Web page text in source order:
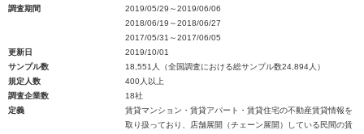
調査期間
2019/05/29～2019/06/06
2018/06/19～2018/06/27
2017/05/31～2017/06/05
更新日
2019/10/01
サンプル数
18,551人（全国調査における総サンプル数24,894人）
規定人数
400人以上
調査企業数
18社
定義
賃貸マンション・賃貸アパート・賃貸住宅の不動産賃貸情報を
取り扱っており、店舗展開（チェーン展開）している民間の賃